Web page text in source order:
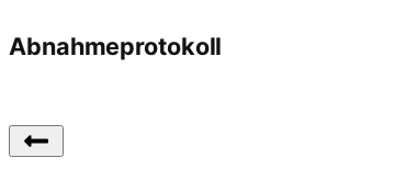
Abnahmeprotokoll